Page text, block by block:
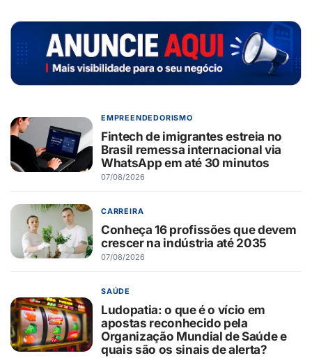
EMPREENDEDORISMO
Fintech de imigrantes estreia no
Brasil remessa internacional via
WhatsApp em até 30 minutos
07/08/2026
CARREIRA
Conheça 16 profissões que devem
crescer na indústria até 2035
07/08/2026
SAÚDE
Ludopatia: o que é o vício em
apostas reconhecido pela
Organização Mundial de Saúde e
quais são os sinais de alerta?